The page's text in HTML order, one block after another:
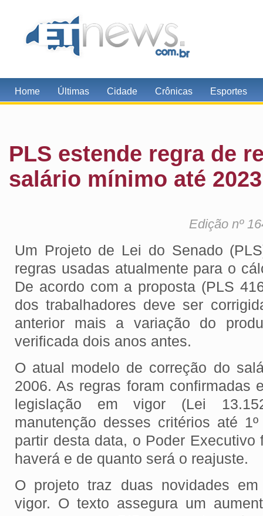
Home Últimas Cidade Crônicas Esportes
PLS estende regra de
salário mínimo até 2023
Edição nº
Um Projeto de Lei do Senado
regras usadas atualmente para o
De acordo com a proposta (PLS
dos trabalhadores deve ser
anterior mais a variação do
verificada dois anos antes.
O atual modelo de correção do
2006. As regras foram confirmadas
legislação em vigor (Lei
manutenção desses critérios até
partir desta data, o Poder
haverá e de quanto será o reajuste.
O projeto traz duas novidades
vigor. O texto assegura um